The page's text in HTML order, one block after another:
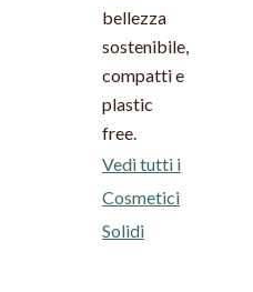
bellezza
sostenibile,
compatti e
plastic
free.
Vedi tutti i
Cosmetici
Solidi